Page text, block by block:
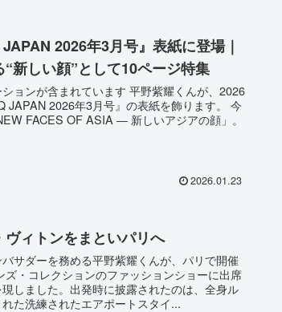
2026年3月号』表紙に登場｜
新しい顔”として10ページ特集
ョンが含まれています 平野紫耀くんが、2026
JAPAN 2026年3月号』の表紙を飾ります。 今
FACES OF ASIA ― 新しいアジアの顔」。
2026.01.23
ィトンをまといパリへ
サダーを務める平野紫耀くんが、パリで開催
ズ・コレクションのファッションショーに出席
しました。出発時に披露されたのは、全身ル
た洗練されたエアポートスタイ...